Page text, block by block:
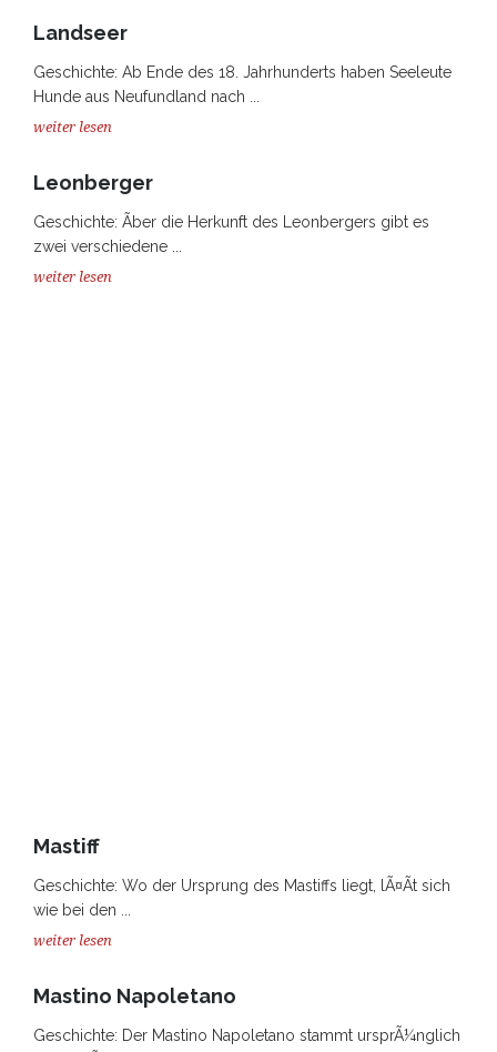
Landseer
Geschichte: Ab Ende des 18. Jahrhunderts haben Seeleute
Hunde aus Neufundland nach ...
weiter lesen
Leonberger
Geschichte: Ãber die Herkunft des Leonbergers gibt es
zwei verschiedene ...
weiter lesen
Mastiff
Geschichte: Wo der Ursprung des Mastiffs liegt, lÃ¤Ãt sich
wie bei den ...
weiter lesen
Mastino Napoletano
Geschichte: Der Mastino Napoletano stammt ursprÃ¼nglich